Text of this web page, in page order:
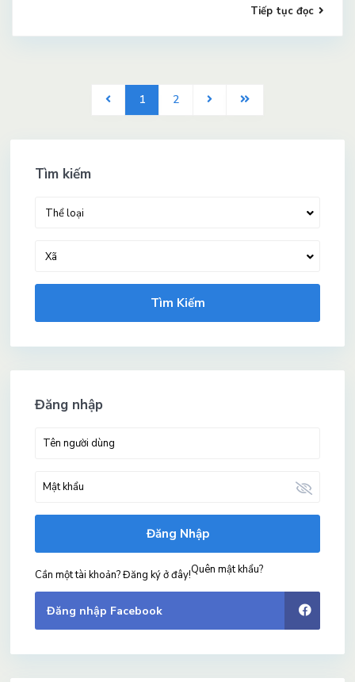
Tiếp tục đọc
1 2
Tìm kiếm
Thể loại
Xã
Tìm Kiếm
Đăng nhập
Đăng Nhập
Cần một tài khoản? Đăng ký ở đây!Quên mật khẩu?
Đăng nhập Facebook